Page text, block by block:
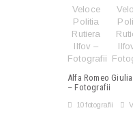
Alfa Romeo
– Fotografii
10 fotografii